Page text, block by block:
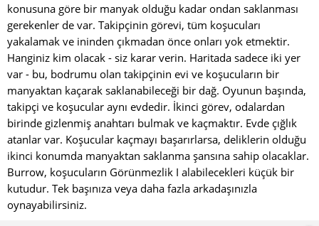
konusuna göre bir manyak olduğu kadar ondan saklanması
gerekenler de var. Takipçinin görevi, tüm koşucuları
yakalamak ve ininden çıkmadan önce onları yok etmektir.
Hanginiz kim olacak - siz karar verin. Haritada sadece iki yer
var - bu, bodrumu olan takipçinin evi ve koşucuların bir
manyaktan kaçarak saklanabileceği bir dağ. Oyunun başında,
takipçi ve koşucular aynı evdedir. İkinci görev, odalardan
birinde gizlenmiş anahtarı bulmak ve kaçmaktır. Evde çığlık
atanlar var. Koşucular kaçmayı başarırlarsa, deliklerin olduğu
ikinci konumda manyaktan saklanma şansına sahip olacaklar.
Burrow, koşucuların Görünmezlik I alabilecekleri küçük bir
kutudur. Tek başınıza veya daha fazla arkadaşınızla
oynayabilirsiniz.